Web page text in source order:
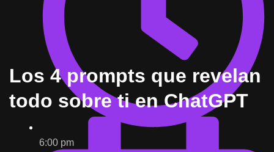
6:00 pm
Los 4 prompts que revelan
todo sobre ti en ChatGPT